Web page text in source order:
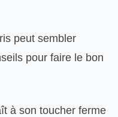
peut sembler
pour faire le bon
à son toucher ferme